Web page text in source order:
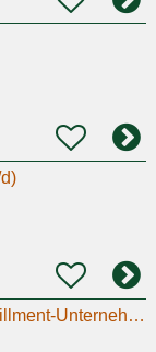
Verpacker:in (m/w/d) im Fulfillment-Unternehmen (Minijob/Teilzeit) - Bramsche